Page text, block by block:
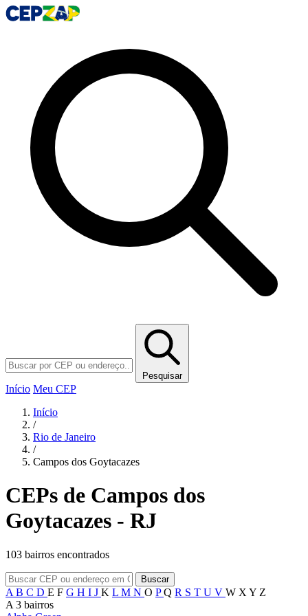
Pesquisar
Início Meu CEP
Início
/
Rio de Janeiro
/
Campos dos Goytacazes
CEPs de Campos dos
Goytacazes - RJ
103 bairros encontrados
Buscar
A B C D E F G H I J K L M N O PQ R S T U V W X Y Z
A 3 bairros